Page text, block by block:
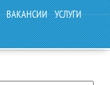
ВАКАНСИИ УСЛУГИ